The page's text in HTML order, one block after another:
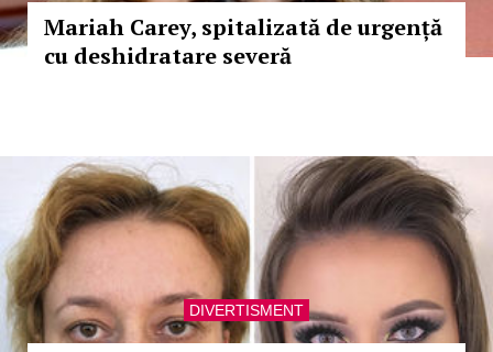
Mariah Carey, spitalizată de urgență
cu deshidratare severă
DIVERTISMENT